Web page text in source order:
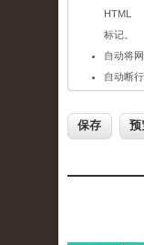
HTML
标记。
自动将
自动断行